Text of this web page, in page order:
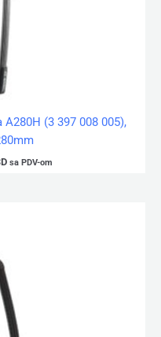
(3 397 008 005),
sa PDV-om